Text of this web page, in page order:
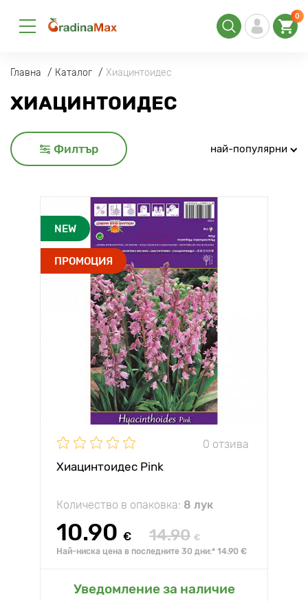
0
Главна Каталог Хиацинтоидес
ХИАЦИНТОИДЕС
Филтър най-популярни
NEW
ПРОМОЦИЯ
0 отзива
Хиацинтоидес Pink
Количество в опаковка: 8 лук
10.90 € 14.90 €
Най-ниска цена в последните 30 дни:* 14.90 €
Уведомление за наличие